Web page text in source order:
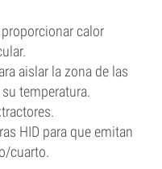
proporcionar calor
aislar la zona de las
temperatura.
HID para que emitan
cuarto.